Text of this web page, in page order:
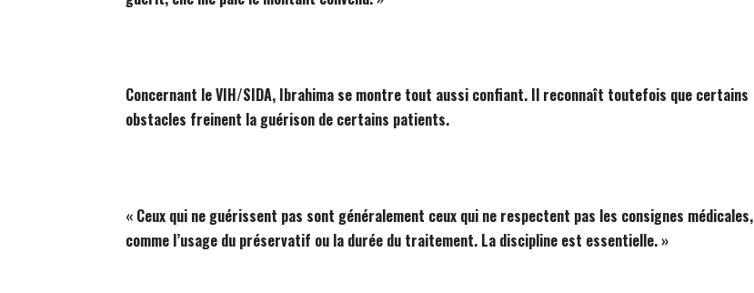
Concernant le VIH/SIDA, Ibrahima se montre tout aussi confiant. Il reconnaît toutefois que certains
obstacles freinent la guérison de certains patients.
« Ceux qui ne guérissent pas sont généralement ceux qui ne respectent pas les consignes médicales,
comme l’usage du préservatif ou la durée du traitement. La discipline est essentielle. »